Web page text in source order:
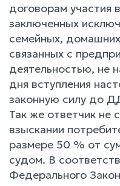
договорам участия
заключенных
семейных,
связанных с
деятельностью, не
дня вступления
законную силу до
Так же ответчик не
взыскании
размере 50 % от
судом. В
Федерального